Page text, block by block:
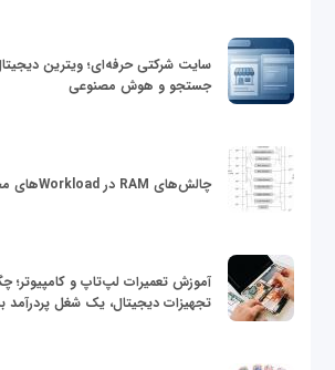
سایت شرکتی حرفه‌ای؛ ویترین
جستجو و هوش مصنوعی
چالش‌های RAM در Workloadهای محاسباتی HPC
آموزش تعمیرات لپ‌تاپ و کامپیوتر؛
تجهیزات دیجیتال، یک شغل پردرآمد